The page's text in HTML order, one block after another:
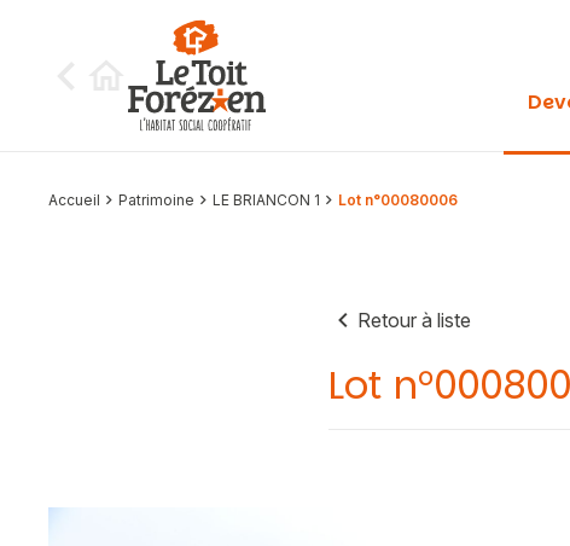
Accueil Patrimoine LE BRIANCON 1 Lot n°00080006
Retour à liste
Lot